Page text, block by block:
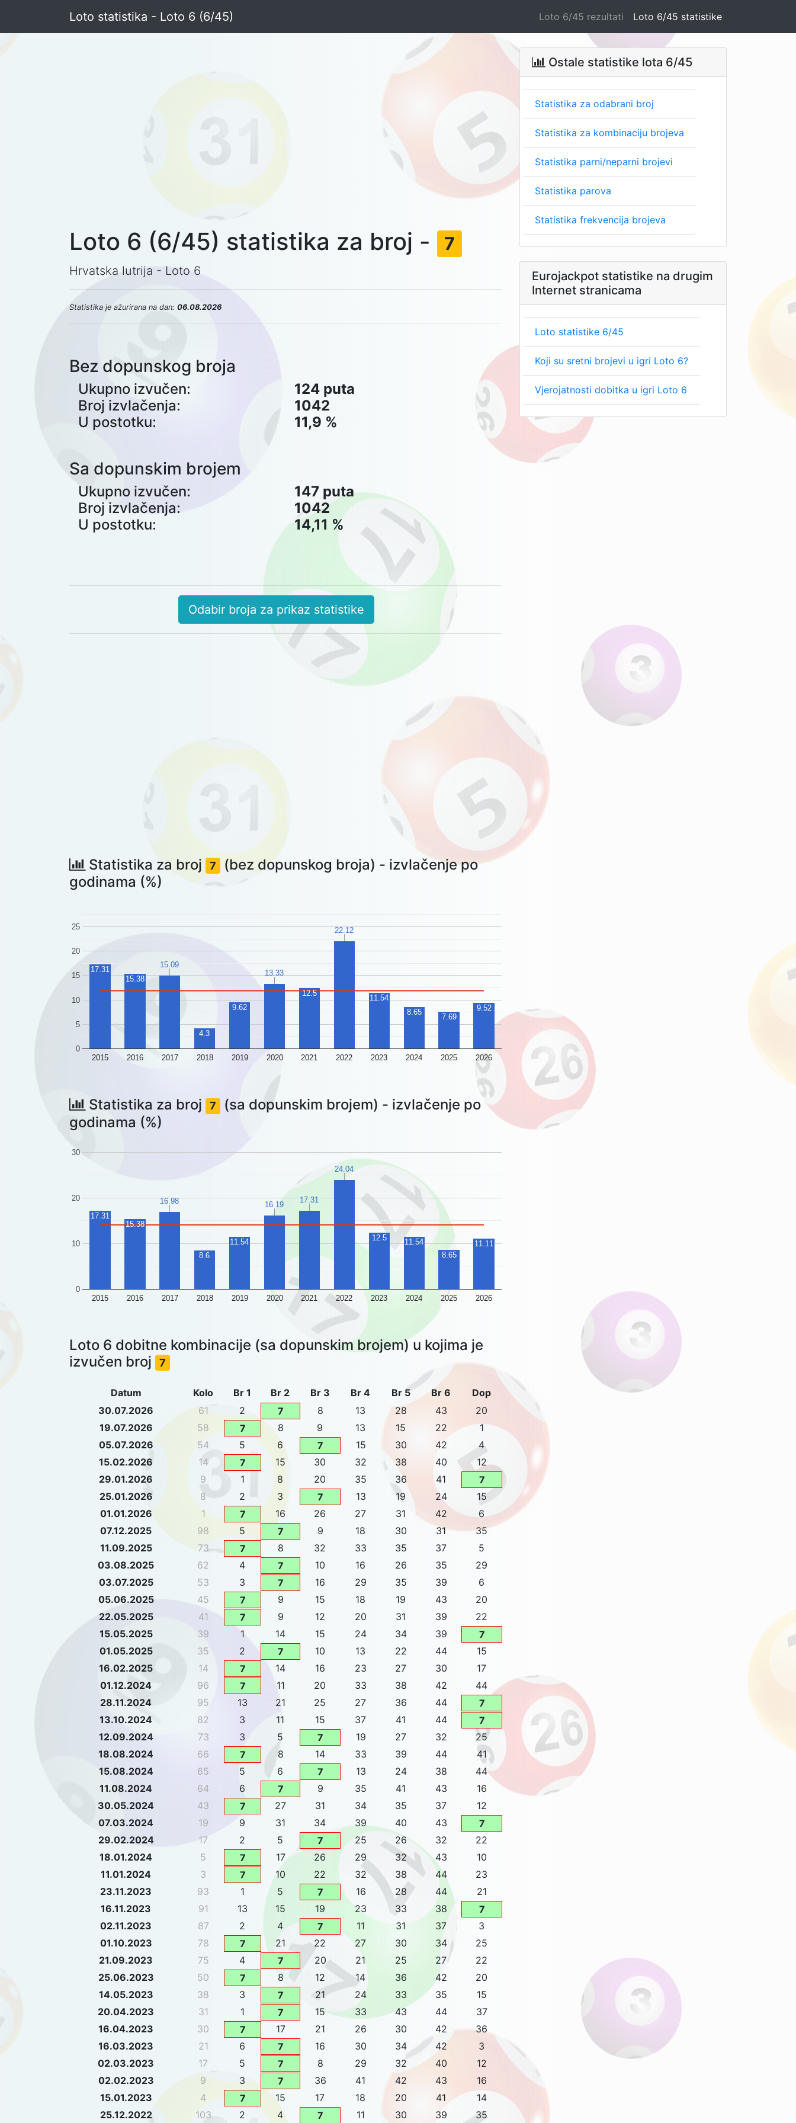
Loto statistika - Loto 6 (6/45) Loto 6/45 rezultati Loto 6/45 statistike
Loto 6 (6/45) statistika za broj - 7
Hrvatska lutrija - Loto 6
Statistika je ažurirana na dan: 06.08.2026
Bez dopunskog broja
Ukupno izvučen:
124 puta
Broj izvlačenja:
1042
U postotku:
11,9 %
Sa dopunskim brojem
Ukupno izvučen:
147 puta
Broj izvlačenja:
1042
U postotku:
14,11 %
Odabir broja za prikaz statistike
 Statistika za broj 7
(bez dopunskog broja) - izvlačenje po
godinama (%)
2015 2016 2017 2018 2019 2020 2021 2022 2023 2024 2025 2026
0
5
10
15
20
25
17.31
15.38
15.09
4.3
9.62
13.33
12.5
22.12
11.54
8.65
7.69
9.52
 Statistika za broj 7
(sa dopunskim brojem) - izvlačenje po
godinama (%)
2015 2016 2017 2018 2019 2020 2021 2022 2023 2024 2025 2026
0
10
20
30
17.31
15.38
16.98
8.6
11.54
16.19
17.31
24.04
12.5
11.54
8.65
11.11
Loto 6 dobitne kombinacije (sa dopunskim brojem) u kojima je
izvučen broj
7
Datum Kolo Br 1 Br 2 Br 3 Br 4 Br 5 Br 6
Dop
30.07.2026
61 2 7 8 13 28 43
20
19.07.2026
58 7 8 9 13 15 22
1
05.07.2026
54 5 6 7 15 30 42
4
15.02.2026
14 7 15 30 32 38 40
12
29.01.2026
9 1 8 20 35 36 41
7
25.01.2026
8 2 3 7 13 19 24
15
01.01.2026
1 7 16 26 27 31 42
6
07.12.2025
98 5 7 9 18 30 31
35
11.09.2025
73 7 8 32 33 35 37
5
03.08.2025
62 4 7 10 16 26 35
29
03.07.2025
53 3 7 16 29 35 39
6
05.06.2025
45 7 9 15 18 19 43
20
22.05.2025
41 7 9 12 20 31 39
22
15.05.2025
39 1 14 15 24 34 39
7
01.05.2025
35 2 7 10 13 22 44
15
16.02.2025
14 7 14 16 23 27 30
17
01.12.2024
96 7 11 20 33 38 42
44
28.11.2024
95 13 21 25 27 36 44
7
13.10.2024
82 3 11 15 37 41 44
7
12.09.2024
73 3 5 7 19 27 32
25
18.08.2024
66 7 8 14 33 39 44
41
15.08.2024
65 5 6 7 13 24 38
44
11.08.2024
64 6 7 9 35 41 43
16
30.05.2024
43 7 27 31 34 35 37
12
07.03.2024
19 9 31 34 39 40 43
7
29.02.2024
17 2 5 7 25 26 32
22
18.01.2024
5 7 17 26 29 32 43
10
11.01.2024
3 7 10 22 32 38 44
23
23.11.2023
93 1 5 7 16 28 44
21
16.11.2023
91 13 15 19 23 33 38
7
02.11.2023
87 2 4 7 11 31 37
3
01.10.2023
78 7 21 22 27 30 34
25
21.09.2023
75 4 7 20 21 25 27
22
25.06.2023
50 7 8 12 14 36 42
20
14.05.2023
38 3 7 21 24 33 35
15
20.04.2023
31 1 7 15 33 43 44
37
16.04.2023
30 7 17 21 26 30 42
36
16.03.2023
21 6 7 16 30 34 42
3
02.03.2023
17 5 7 8 29 32 40
12
02.02.2023
9 3 7 36 41 42 43
16
15.01.2023
4 7 15 17 18 20 41
14
25.12.2022
103 2 4 7 11 30 39 35
 Ostale statistike lota 6/45
Statistika za odabrani broj
Statistika za kombinaciju brojeva
Statistika parni/neparni brojevi
Statistika parova
Statistika frekvencija brojeva
Eurojackpot statistike na drugim
Internet stranicama
Loto statistike 6/45
Koji su sretni brojevi u igri Loto 6?
Vjerojatnosti dobitka u igri Loto 6